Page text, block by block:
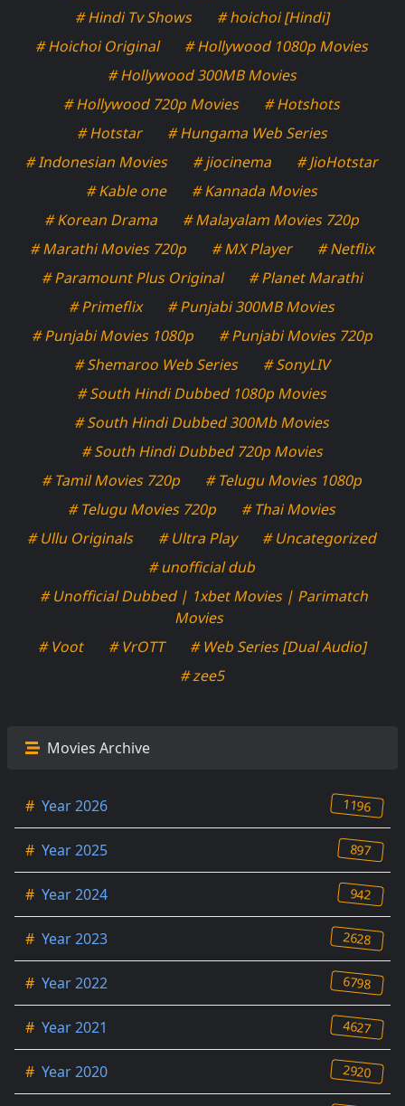
# Hindi Tv Shows
# hoichoi [Hindi]
# Hoichoi Original
# Hollywood 1080p Movies
# Hollywood 300MB Movies
# Hollywood 720p Movies
# Hotshots
# Hotstar
# Hungama Web Series
# Indonesian Movies
# jiocinema
# JioHotstar
# Kable one
# Kannada Movies
# Korean Drama
# Malayalam Movies 720p
# Marathi Movies 720p
# MX Player
# Netflix
# Paramount Plus Original
# Planet Marathi
# Primeflix
# Punjabi 300MB Movies
# Punjabi Movies 1080p
# Punjabi Movies 720p
# Shemaroo Web Series
# SonyLIV
# South Hindi Dubbed 1080p Movies
# South Hindi Dubbed 300Mb Movies
# South Hindi Dubbed 720p Movies
# Tamil Movies 720p
# Telugu Movies 1080p
# Telugu Movies 720p
# Thai Movies
# Ullu Originals
# Ultra Play
# Uncategorized
# unofficial dub
# Unofficial Dubbed | 1xbet Movies | Parimatch
Movies
# Voot
# VrOTT
# Web Series [Dual Audio]
# zee5
Movies Archive
# Year 2026 1196
# Year 2025 897
# Year 2024 942
# Year 2023 2628
# Year 2022 6798
# Year 2021 4627
# Year 2020 2920